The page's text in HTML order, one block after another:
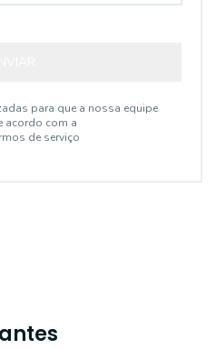
para que a nossa equipe
acordo com a
de serviço